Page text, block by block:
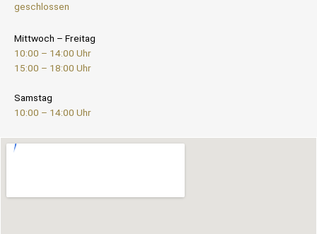
geschlossen
Mittwoch – Freitag
10:00 – 14:00 Uhr
15:00 – 18:00 Uhr
Samstag
10:00 – 14:00 Uhr